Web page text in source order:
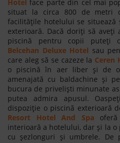
Hotel face parte din cel mai
situat la circa 800 de metri
facilitățile hotelului se
exterioară. Dacă doriți să aveți
piscină pentru copii puteți
Belcehan Deluxe Hotel sau
care aleg să se cazeze la Ceren
o piscină în aer liber și de o
amenajată cu baldachine și
bucura de priveliști minunate
putea admira apusul.
dispoziție o piscină exterioară
Resort Hotel And Spa
interioară a hotelului, dar și la o
cu șezlonguri și umbrele. De